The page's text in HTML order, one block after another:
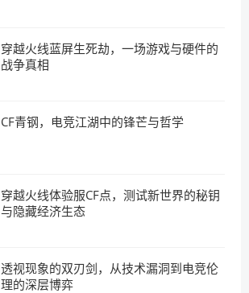
穿越火线蓝屏生死劫，一场游戏与硬件的
战争真相
CF青钢，电竞江湖中的锋芒与哲学
穿越火线体验服CF点，测试新世界的秘钥
与隐藏经济生态
透视现象的双刃剑，从技术漏洞到电竞伦
理的深层博弈